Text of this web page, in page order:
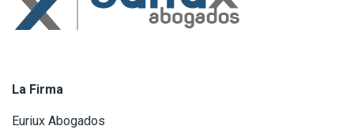
La Firma
Euriux Abogados